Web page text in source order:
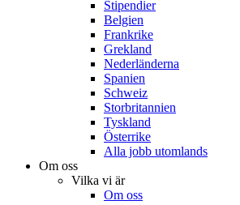
Stipendier
Belgien
Frankrike
Grekland
Nederländerna
Spanien
Schweiz
Storbritannien
Tyskland
Österrike
Alla jobb utomlands
Om oss
Vilka vi är
Om oss